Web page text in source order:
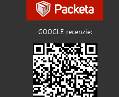
GOOGLE recenzie: